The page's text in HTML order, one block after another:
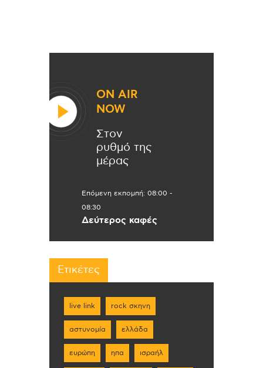
ON AIR
NOW
Στον
ρυθμό της
μέρας
Επόμενη εκπομπή: 08:00 -
08:30
Δεύτερος καφές
Ετικέτες
live link rock σκηνη
αστυνομία ελλάδα
ευρώπη ηπα ισραήλ